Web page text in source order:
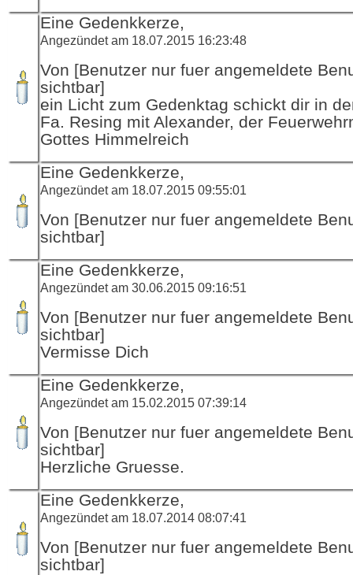
Eine Gedenkkerze,
Angezündet am 18.07.2015 16:23:48
Von [Benutzer nur fuer angemeldete
sichtbar]
ein Licht zum Gedenktag schickt dir in
Fa. Resing mit Alexander, der
Gottes Himmelreich
Eine Gedenkkerze,
Angezündet am 18.07.2015 09:55:01
Von [Benutzer nur fuer angemeldete
sichtbar]
Eine Gedenkkerze,
Angezündet am 30.06.2015 09:16:51
Von [Benutzer nur fuer angemeldete
sichtbar]
Vermisse Dich
Eine Gedenkkerze,
Angezündet am 15.02.2015 07:39:14
Von [Benutzer nur fuer angemeldete
sichtbar]
Herzliche Gruesse.
Eine Gedenkkerze,
Angezündet am 18.07.2014 08:07:41
Von [Benutzer nur fuer angemeldete
sichtbar]